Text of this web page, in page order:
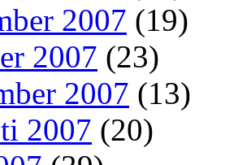
2007 (19)
2007 (23)
2007 (13)
2007 (20)